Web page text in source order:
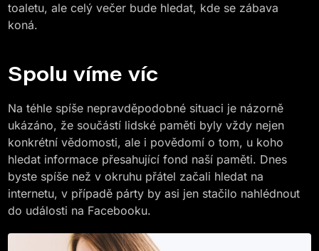
toaletu, ale celý večer bude hledat, kde se zábava
koná.
Spolu víme víc
Na téhle spíše nepravděpodobné situaci je názorně
ukázáno, že součástí lidské paměti byly vždy nejen
konkrétní vědomosti, ale i povědomí o tom, u koho
hledat informace přesahující fond naší paměti. Dnes
byste spíše než v okruhu přátel začali hledat na
internetu, v případě párty by asi jen stačilo nahlédnout
do události na Facebooku.